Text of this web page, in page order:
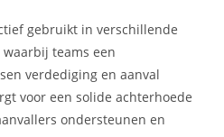
gebruikt in verschillende
teams een
verdediging en aanval
voor een solide achterhoede
ondersteunen en